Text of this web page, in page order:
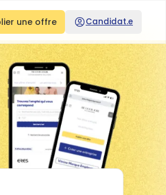
une offre Candidat.e